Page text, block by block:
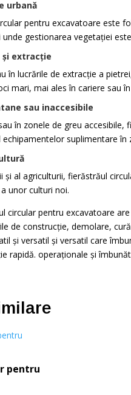
urbană
pentru excavatoare este
gestionarea vegetației
extracție
în lucrările de extracție a
mari, mai ales în cariere sau
sau inaccesibile
în zonele de greu
suplimentare în
și al agriculturii, fierăstrăul
unor culturi noi.
circular pentru excavatoare
de construcție, demolare,
și versatil și versatil care
rapidă. operaționale și
pentru